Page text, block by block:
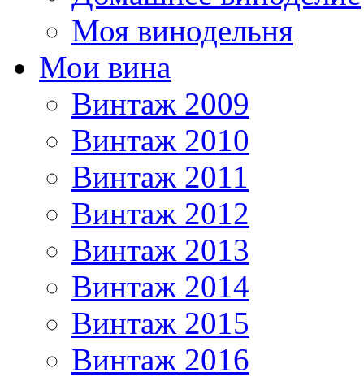
Моя винодельня
Мои вина
Винтаж 2009
Винтаж 2010
Винтаж 2011
Винтаж 2012
Винтаж 2013
Винтаж 2014
Винтаж 2015
Винтаж 2016